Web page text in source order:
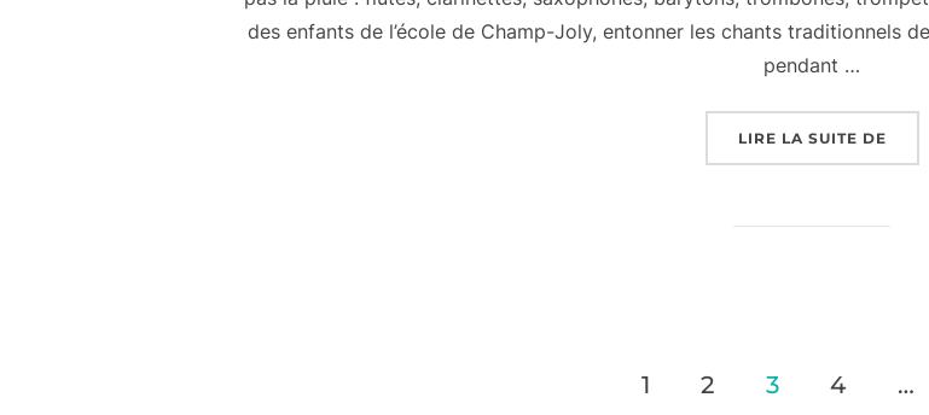
des enfants de l’école de Champ-Joly, entonner les chants traditionnels
pendant …
LIRE LA SUITE DE« LE
1 2 3 4 …